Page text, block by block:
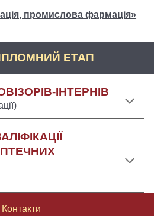
промислова фармація»
ЕТАП
ІНТЕРНІВ
Контакти